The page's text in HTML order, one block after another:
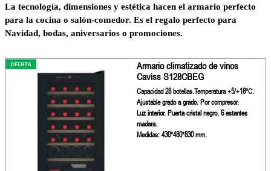
La tecnología, dimensiones y estética hacen el armario perfecto
para la cocina o salón-comedor. Es el regalo perfecto para
Navidad, bodas, aniversarios o promociones.
Armario climatizado de vinos
Caviss S128CBEG
Capacidad 28 botellas.Temperatura +5/+18ºC.
Ajustable grado a grado. Por compresor.
Luz interior. Puerta cristal negro, 6 estantes
madera.
Medidas: 430*480*830 mm.